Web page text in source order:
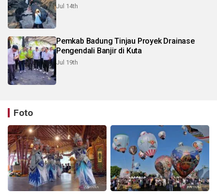
Jul 14th
Pemkab Badung Tinjau Proyek Drainase
Pengendali Banjir di Kuta
Jul 19th
Foto